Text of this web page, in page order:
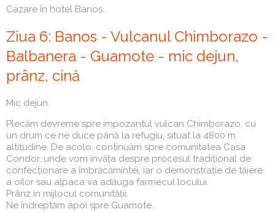
Cazare în hotel Banos.
Ziua 6: Banos - Vulcanul Chimborazo -
Balbanera - Guamote - mic dejun,
prânz, cină
Mic dejun.
Plecăm devreme spre impozantul vulcan Chimborazo, cu
un drum ce ne duce până la refugiu, situat la 4800 m
altitudine. De acolo, continuăm spre comunitatea Casa
Condor, unde vom învăța despre procesul tradițional de
confecționare a îmbrăcămintei, iar o demonstrație de tăiere
a oilor sau alpaca va adăuga farmecul locului.
Prânz în mijlocul comunității.
Ne îndreptăm apoi spre Guamote.